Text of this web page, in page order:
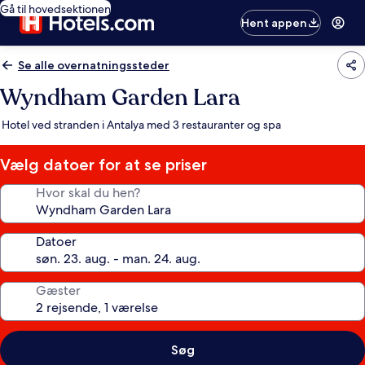
Gå til hovedsektionen
Hent appen
Se alle overnatningssteder
Wyndham Garden Lara
Hotel ved stranden i Antalya med 3 restauranter og spa
Vælg datoer for at se priser
Hvor skal du hen?
Datoer
Gæster
Søg